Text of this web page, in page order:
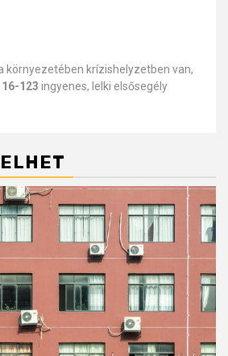
környezetében krízishelyzetben van,
123 ingyenes, lelki elsősegély